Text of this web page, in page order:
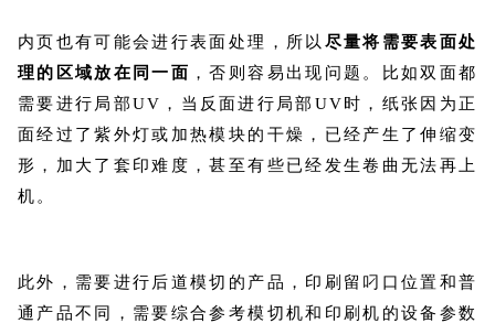
内页也有可能会进行表面处理，所以 尽量将需要表面处
理的区域放在同一面 ，否则容易出现问题。比如双面都
需要进行局部UV，当反面进行局部UV时，纸张因为正
面经过了紫外灯或加热模块的干燥，已经产生了伸缩变
形，加大了套印难度，甚至有些已经发生卷曲无法再上
机。
此外，需要进行后道模切的产品，印刷留叼口位置和普
通产品不同，需要综合参考模切机和印刷机的设备参数